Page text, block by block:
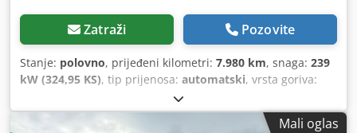
Zatraži Pozovite
Stanje: polovno, prijeđeni kilometri: 7.980 km, snaga: 239
kW (324,95 KS), tip prijenosa: automatski, vrsta goriva:
, prva registracija:
izgradnje:2013, Oprema:klima-uređaj,
Mali oglas